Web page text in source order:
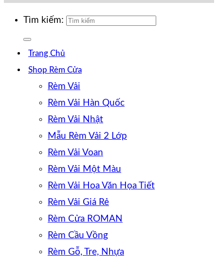
Tìm kiếm:
Trang Chủ
Shop Rèm Cửa
Rèm Vải
Rèm Vải Hàn Quốc
Rèm Vải Nhật
Mẫu Rèm Vải 2 Lớp
Rèm Vải Voan
Rèm Vải Một Màu
Rèm Vải Hoa Văn Họa Tiết
Rèm Vải Giá Rẻ
Rèm Cửa ROMAN
Rèm Cầu Vồng
Rèm Gỗ, Tre, Nhựa